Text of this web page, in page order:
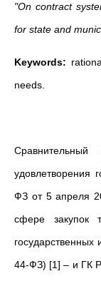
"On contract
for state and
Keywords:
needs.
удовлетворения
ФЗ от 5 апреля
сфере закупок
44-ФЗ) [1] – и ГК